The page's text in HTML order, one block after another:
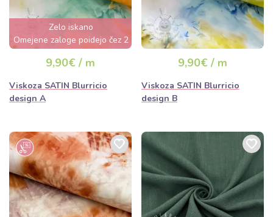
Zelo iskano
Omejene zaloge poidejo čez 2
dni
9,90€ / m
Viskoza SATIN Blurricio
design A
9,90€ / m
Viskoza SATIN Blurricio
design B